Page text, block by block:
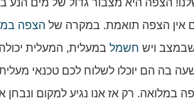
הצפה היא מצבור גדול של מים
אין הצפה תואמת. במקרה של הצפה
ויש חשמל במעלית, המעלית
בה הם יוכלו לשלוח לכם טכנאי
במלואה. רק אז אנו נגיע למקום